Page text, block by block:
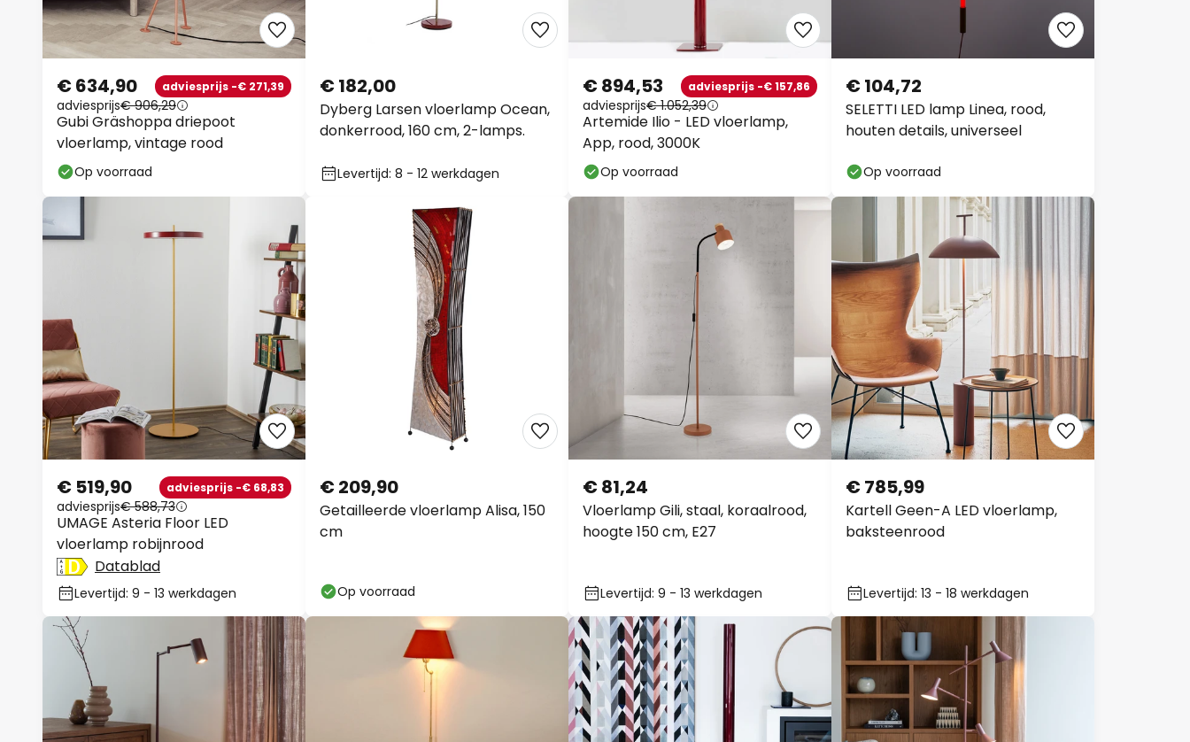
Gubi Gräshoppa driepoot
vloerlamp, vintage rood
€ 634,90 adviesprijs -€ 271,39
adviesprijs€ 906,29
Op voorraad
Dyberg Larsen vloerlamp Ocean,
donkerrood, 160 cm, 2-lamps.
€ 182,00
Levertijd: 8 - 12 werkdagen
Artemide Ilio - LED vloerlamp,
App, rood, 3000K
€ 894,53 adviesprijs -€ 157,86
adviesprijs€ 1.052,39
Op voorraad
SELETTI LED lamp Linea, rood,
houten details, universeel
€ 104,72
Op voorraad
UMAGE Asteria Floor LED
vloerlamp robijnrood
€ 519,90 adviesprijs -€ 68,83
adviesprijs€ 588,73
Datablad
Levertijd: 9 - 13 werkdagen
Getailleerde vloerlamp Alisa, 150
cm
€ 209,90
Op voorraad
Vloerlamp Gili, staal, koraalrood,
hoogte 150 cm, E27
€ 81,24
Levertijd: 9 - 13 werkdagen
Kartell Geen-A LED vloerlamp,
baksteenrood
€ 785,99
Levertijd: 13 - 18 werkdagen